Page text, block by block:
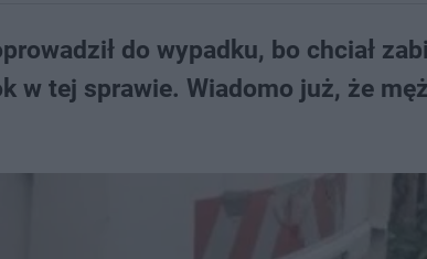
do wypadku, bo chciał
w tej sprawie. Wiadomo już, że